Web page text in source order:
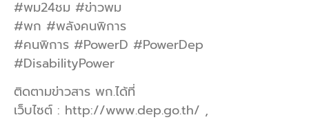
#พม24ชม #ข่าวพม
#พก #พลังคนพิการ
#คนพิการ #PowerD #PowerDep
#DisabilityPower
ติดตามข่าวสาร พก.ได้ที่
เว็บไซต์ : http://www.dep.go.th/ ,